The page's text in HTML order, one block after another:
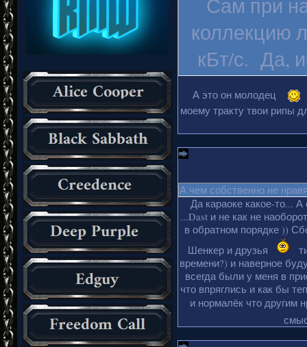
коллекцию
кБт/с. Да,
А это он молодец
моему тракту твои рипы
А чем собственно не
Да караоке какое-то...
...Dast и не как не
в обратном порядке ))
Шенкер и друзья
времени?) и наверное
всегда были у меня в
что впряглись и как бы
и нормалёк что другим